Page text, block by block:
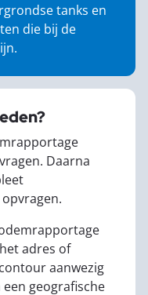
tanks en
die bij de
Daarna
adres of
aanwezig
geografische